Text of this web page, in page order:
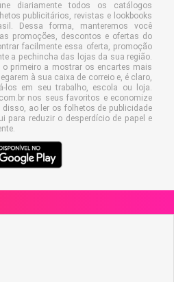
diariamente todos os catálogos
publicitários, revistas e lookbooks
Dessa forma, manteremos você
promoções, descontos e ofertas do
facilmente essa oferta, promoção
a pechincha das lojas da sua região.
primeiro a mostrar os encartes mais
à sua caixa de correio e, é claro,
los em seu trabalho, escola ou loja.
nos seus favoritos e economize
ao ler os folhetos de publicidade
para reduzir o desperdício de papel e